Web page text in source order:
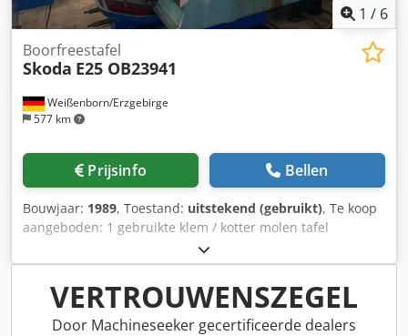
1 / 6
Weißenborn/Erzgebirge
577 km
Boorfreestafel
Skoda E25 OB23941
Prijsinfo Bellen
Bouwjaar: 1989, Toestand: uitstekend (gebruikt), Te koop
aangeboden: 1 gebruikte klem / kotter molen tafel
Fabrikant: Skoda Type: E20OB22875 bouwjaar: 1989
afmetingen 2.000 x 2.000 mm Cjdpfx Aijg Sbbmoierf
onderdeelgewicht: tot 25t electr. verstelbaar massa: 10t
VERTROUWENSZEGEL
Door Machineseeker gecertificeerde dealers